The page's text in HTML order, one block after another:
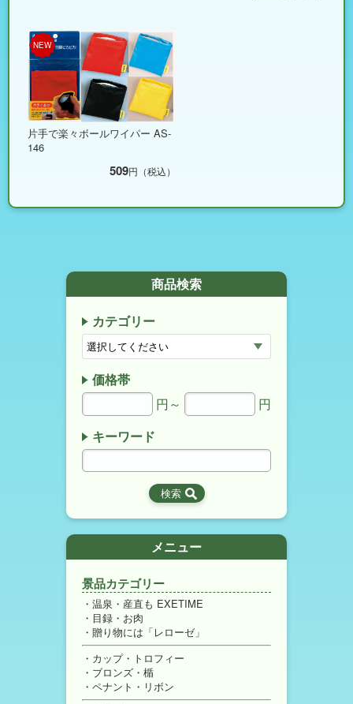
NEW
片手で楽々ボールワイパー AS-
146
509円（税込）
商品検索
カテゴリー
価格帯
円～
円
キーワード
メニュー
景品カテゴリー
温泉・産直も EXETIME
目録・お肉
贈り物には「レローゼ」
カップ・トロフィー
ブロンズ・楯
ペナント・リボン